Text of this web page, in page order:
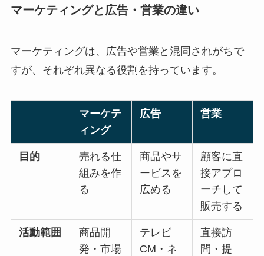
マーケティングと広告・営業の違い
マーケティングは、広告や営業と混同されがちで
すが、それぞれ異なる役割を持っています。
マーケテ
ィング
広告 営業
目的
売れる仕
組みを作
る
商品やサ
ービスを
広める
顧客に直
接アプロ
ーチして
販売する
活動範囲
商品開
発・市場
テレビ
CM・ネ
直接訪
問・提